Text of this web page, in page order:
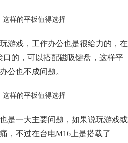
游戏，工作办公也是很给力的，在
口的，可以搭配磁吸键盘，这样平
公也不成问题。
是一大主要问题，如果说玩游戏或
，不过在台电M16上是搭载了